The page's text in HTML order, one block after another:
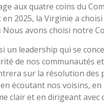
aux quatre coins du
2025, la Virginie a
avons choisi notre
un leadership qui se
de nos communautés
sur la résolution
écoutant nos voisins,
clair et en dirigeant avec